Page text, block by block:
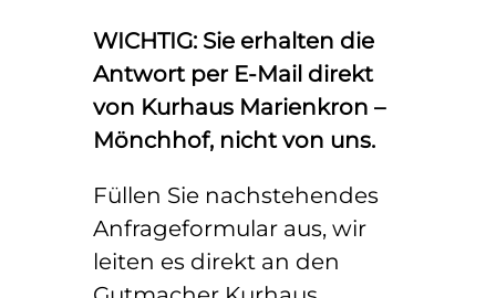
WICHTIG: Sie erhalten die
Antwort per E-Mail direkt
von Kurhaus Marienkron –
Mönchhof, nicht von uns.
Füllen Sie nachstehendes
Anfrageformular aus, wir
leiten es direkt an den